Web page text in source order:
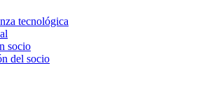
tecnológica
socio
del socio